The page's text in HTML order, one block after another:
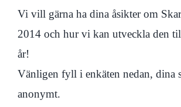
Vi vill gärna ha dina åsikter om
2014 och hur vi kan utveckla den
år!
Vänligen fyll i enkäten nedan, dina
anonymt.